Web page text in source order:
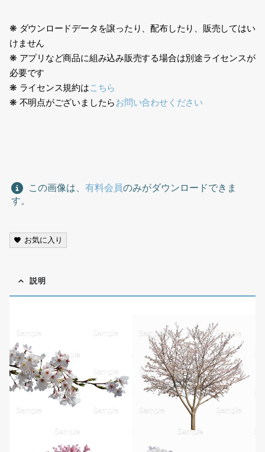
❋ ダウンロードデータを譲ったり、配布したり、販売してはい
けません
❋ アプリなど商品に組み込み販売する場合は別途ライセンスが
必要です
❋ ライセンス規約はこちら
❋ 不明点がございましたらお問い合わせください
この画像は、 有料会員のみがダウンロードできま
す。
お気に入り
説明